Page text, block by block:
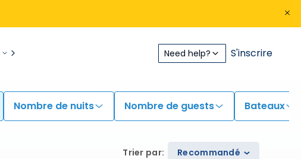
Need help? S'inscrire
Nombre de nuits Nombre de guests Bateaux
Trier par: Recommandé